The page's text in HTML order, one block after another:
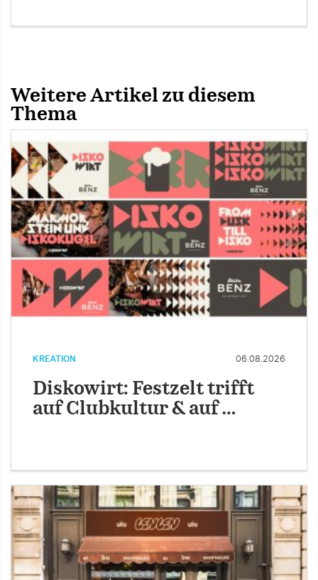
Weitere Artikel zu diesem
Thema
KREATION 06.08.2026
Diskowirt: Festzelt trifft
auf Clubkultur & auf …